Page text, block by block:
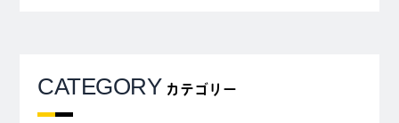
CATEGORY カテゴリー